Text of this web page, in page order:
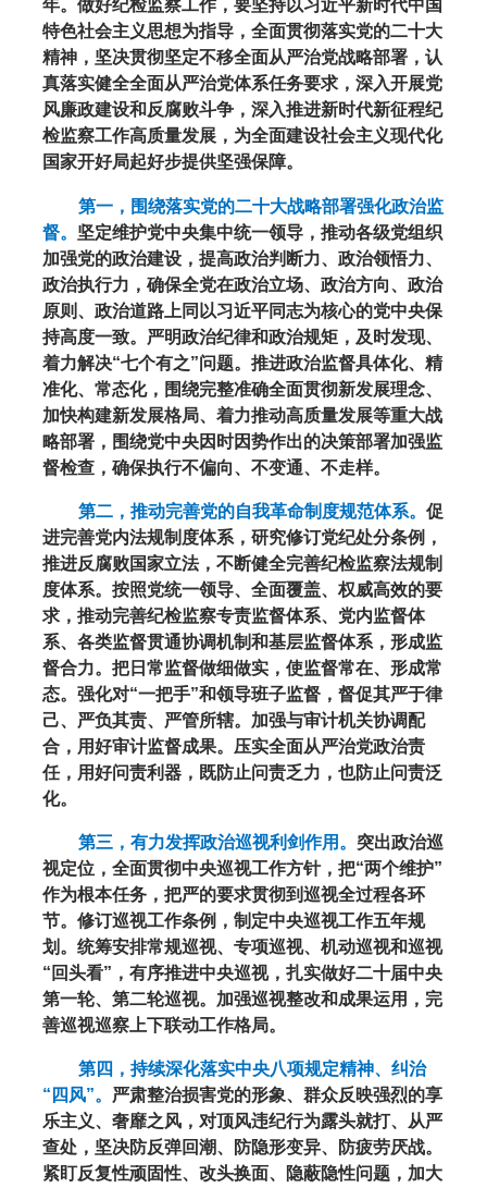
年。做好纪检监察工作，要坚持以习近平新时代中国
特色社会主义思想为指导，全面贯彻落实党的二十大
精神，坚决贯彻坚定不移全面从严治党战略部署，认
真落实健全全面从严治党体系任务要求，深入开展党
风廉政建设和反腐败斗争，深入推进新时代新征程纪
检监察工作高质量发展，为全面建设社会主义现代化
国家开好局起好步提供坚强保障。
第一，围绕落实党的二十大战略部署强化政治监
督。 坚定维护党中央集中统一领导，推动各级党组织
加强党的政治建设，提高政治判断力、政治领悟力、
政治执行力，确保全党在政治立场、政治方向、政治
原则、政治道路上同以习近平同志为核心的党中央保
持高度一致。严明政治纪律和政治规矩，及时发现、
着力解决“七个有之”问题。推进政治监督具体化、精
准化、常态化，围绕完整准确全面贯彻新发展理念、
加快构建新发展格局、着力推动高质量发展等重大战
略部署，围绕党中央因时因势作出的决策部署加强监
督检查，确保执行不偏向、不变通、不走样。
第二，推动完善党的自我革命制度规范体系。 促
进完善党内法规制度体系，研究修订党纪处分条例，
推进反腐败国家立法，不断健全完善纪检监察法规制
度体系。按照党统一领导、全面覆盖、权威高效的要
求，推动完善纪检监察专责监督体系、党内监督体
系、各类监督贯通协调机制和基层监督体系，形成监
督合力。把日常监督做细做实，使监督常在、形成常
态。强化对“一把手”和领导班子监督，督促其严于律
己、严负其责、严管所辖。加强与审计机关协调配
合，用好审计监督成果。压实全面从严治党政治责
任，用好问责利器，既防止问责乏力，也防止问责泛
化。
第三，有力发挥政治巡视利剑作用。 突出政治巡
视定位，全面贯彻中央巡视工作方针，把“两个维护”
作为根本任务，把严的要求贯彻到巡视全过程各环
节。修订巡视工作条例，制定中央巡视工作五年规
划。统筹安排常规巡视、专项巡视、机动巡视和巡视
“回头看”，有序推进中央巡视，扎实做好二十届中央
第一轮、第二轮巡视。加强巡视整改和成果运用，完
善巡视巡察上下联动工作格局。
第四，持续深化落实中央八项规定精神、纠治
“四风”。 严肃整治损害党的形象、群众反映强烈的享
乐主义、奢靡之风，对顶风违纪行为露头就打、从严
查处，坚决防反弹回潮、防隐形变异、防疲劳厌战。
紧盯反复性顽固性、改头换面、隐蔽隐性问题，加大